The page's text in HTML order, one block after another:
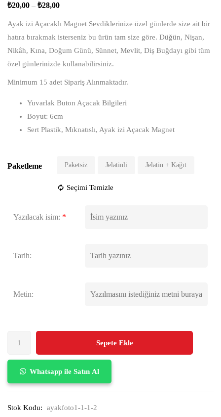
₺20,00 – ₺28,00
Ayak izi Açacaklı Magnet Sevdiklerinize özel günlerde size ait bir
hatıra bırakmak isterseniz bu ürün tam size göre. Düğün, Nişan,
Nikâh, Kına, Doğum Günü, Sünnet, Mevlit, Diş Buğdayı gibi tüm
özel günlerinizde kullanabilirsiniz.
Minimum 15 adet Sipariş Alınmaktadır.
Yuvarlak Buton Açacak Bilgileri
Boyut: 6cm
Sert Plastik, Mıknatıslı, Ayak izi Açacak Magnet
Paketleme Paketsiz Jelatinli Jelatin + Kağıt
Seçimi Temizle
Yazılacak isim: *
Tarih:
Metin:
Sepete Ekle
Whatsapp ile Satın Al
Stok Kodu: ayakfoto1-1-1-2